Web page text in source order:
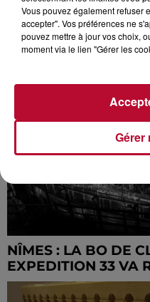
DOSSIER. DÉTOX
AMAIGRISSANTS,
FAUSSES...
NÎMES : LA BO DE
EXPEDITION 33 VA
Vous pouvez également refuser
accepter". Vos préférences ne
pouvez mettre à jour vos choix,
moment via le lien "Gérer les
Gérer